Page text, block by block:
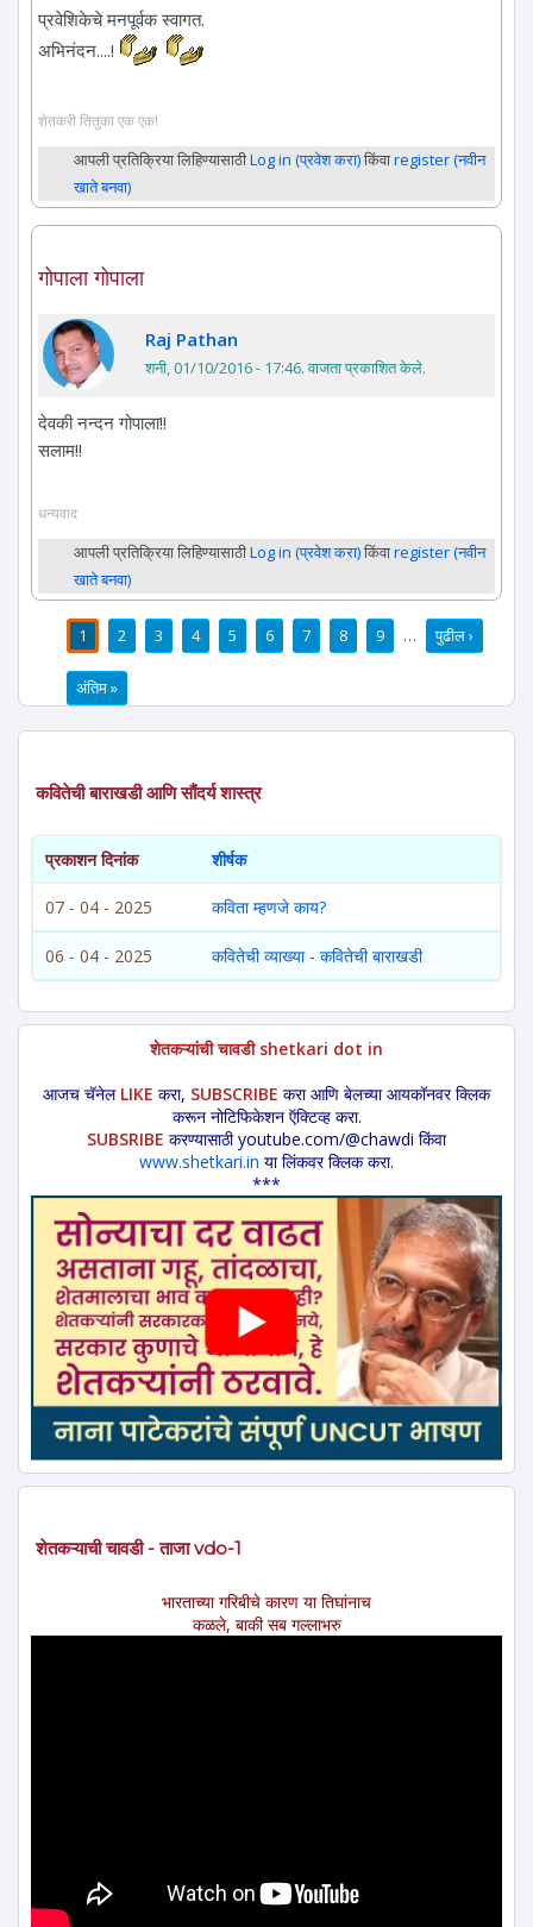
प्रवेशिकेचे मनपूर्वक स्वागत.
अभिनंदन....!
शेतकरी तितुका एक एक!
आपली प्रतिक्रिया लिहिण्यासाठीLog in (प्रवेश करा)किंवाregister (नवीन
खाते बनवा)
गोपाला गोपाला
Raj Pathan
शनी, 01/10/2016 - 17:46. वाजता प्रकाशित केले.
देवकी नन्दन गोपाला!!
सलाम!!
धन्यवाद
आपली प्रतिक्रिया लिहिण्यासाठीLog in (प्रवेश करा)किंवाregister (नवीन
खाते बनवा)
पाने 1 2 3 4 5 6 7 8 9 … पुढील ›
अंतिम »
कवितेची बाराखडी आणि सौंदर्य शास्त्र
प्रकाशन दिनांक शीर्षक
07 - 04 - 2025 कविता म्हणजे काय?
06 - 04 - 2025 कवितेची व्याख्या - कवितेची बाराखडी
शेतकऱ्यांची चावडी shetkari dot in
आजच चॅनेल LIKE करा, SUBSCRIBE करा आणि बेलच्या आयकॉनवर क्लिक
करून नोटिफिकेशन ऍक्टिव्ह करा.
SUBSRIBE करण्यासाठी youtube.com/@chawdi किंवा
www.shetkari.in या लिंकवर क्लिक करा.
***
शेतकऱ्याची चावडी - ताजा vdo-1
भारताच्या गरिबीचे कारण या तिघांनाच
कळले, बाकी सब गल्लाभरु